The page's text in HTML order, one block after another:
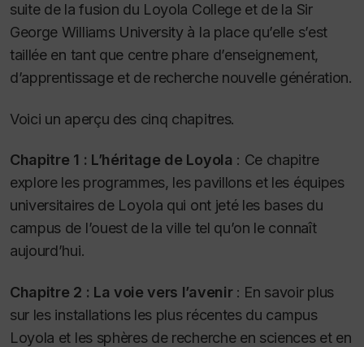
suite de la fusion du Loyola College et de la Sir
George Williams University à la place qu’elle s’est
taillée en tant que centre phare d’enseignement,
d’apprentissage et de recherche nouvelle génération.
Voici un aperçu des cinq chapitres.
Chapitre 1 : L’héritage de Loyola : Ce chapitre
explore les programmes, les pavillons et les équipes
universitaires de Loyola qui ont jeté les bases du
campus de l’ouest de la ville tel qu’on le connaît
aujourd’hui.
Chapitre 2 : La voie vers l’avenir : En savoir plus
sur les installations les plus récentes du campus
Loyola et les sphères de recherche en sciences et en